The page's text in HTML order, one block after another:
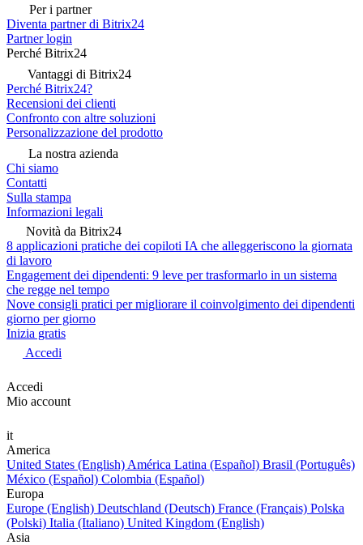
Per i partner
Diventa partner di Bitrix24
Partner login
Perché Bitrix24
Vantaggi di Bitrix24
Perché Bitrix24?
Recensioni dei clienti
Confronto con altre soluzioni
Personalizzazione del prodotto
La nostra azienda
Chi siamo
Contatti
Sulla stampa
Informazioni legali
Novità da Bitrix24
8 applicazioni pratiche dei copiloti IA che alleggeriscono la giornata
di lavoro
Engagement dei dipendenti: 9 leve per trasformarlo in un sistema
che regge nel tempo
Nove consigli pratici per migliorare il coinvolgimento dei dipendenti
giorno per giorno
Inizia gratis
Accedi
Accedi
Mio account
it
America
United States (English) América Latina (Español) Brasil (Português)
México (Español) Colombia (Español)
Europa
Europe (English) Deutschland (Deutsch) France (Français) Polska
(Polski) Italia (Italiano) United Kingdom (English)
Asia